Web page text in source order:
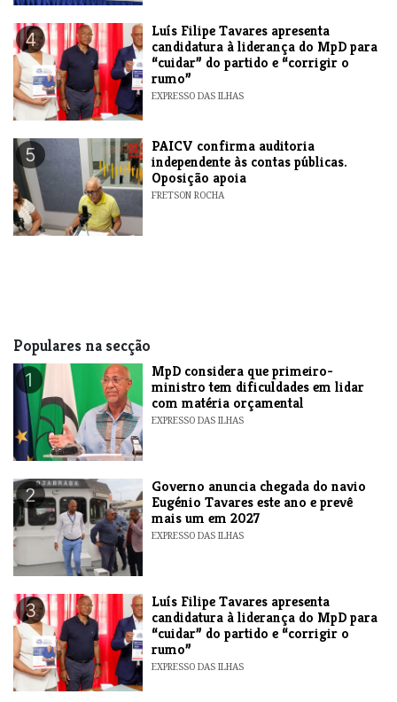
4
Luís Filipe Tavares apresenta
candidatura à liderança do MpD para
“cuidar” do partido e “corrigir o
rumo”
EXPRESSO DAS ILHAS
5
​PAICV confirma auditoria
independente às contas públicas.
Oposição apoia
FRETSON ROCHA
Populares na secção
1
MpD considera que primeiro-
ministro tem dificuldades em lidar
com matéria orçamental
EXPRESSO DAS ILHAS
2
Governo anuncia chegada do navio
Eugénio Tavares este ano e prevê
mais um em 2027
EXPRESSO DAS ILHAS
3
Luís Filipe Tavares apresenta
candidatura à liderança do MpD para
“cuidar” do partido e “corrigir o
rumo”
EXPRESSO DAS ILHAS